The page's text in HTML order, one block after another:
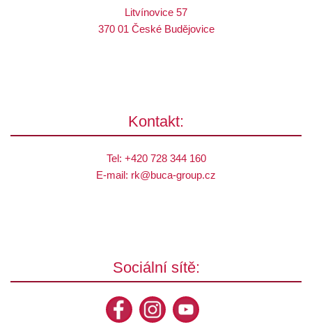
Litvínovice 57
370 01 České Budějovice
Kontakt:
Tel: +420 728 344 160
E-mail: rk@buca-group.cz
Sociální sítě: